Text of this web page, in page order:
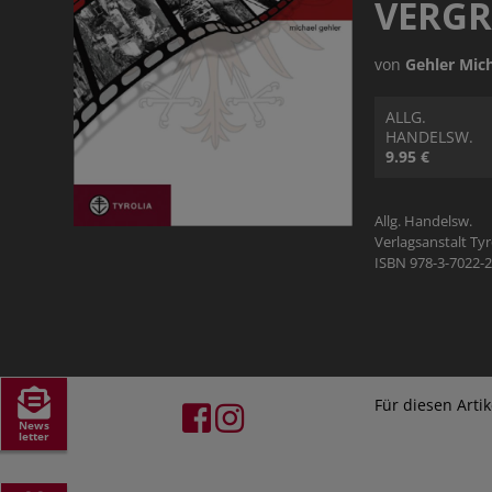
HILDEGARD VON BINGEN
SCHULBUCH KATH. RELIGION
SAGEN & MÄRCHEN
VORARLBERG
THEMENFOLDER
VERLAGSGRUPPE ENGAGEMENT
JOBS
VIDEOMATERIAL
News
letter
von Gehler
ALLG.
HANDELSW.
9.95 €
Allg. Handelsw.
Verlagsanstalt
ISBN 978-3-7022-
Für diesen